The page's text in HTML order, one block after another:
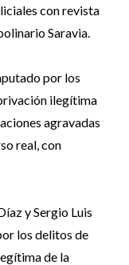
con revista
Saravia.
por los
ilegítima
agravadas
real, con
y Sergio Luis
los delitos de
de la